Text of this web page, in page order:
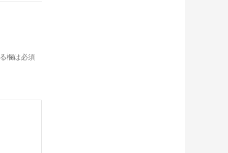
欄は必須